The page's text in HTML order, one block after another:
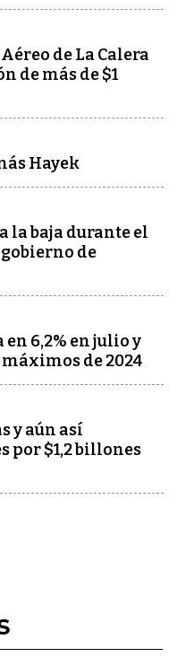
de La Calera
de más de $1
Hayek
la baja durante el
de
6,2% en julio y
de 2024
y aún así
por $1,2 billones